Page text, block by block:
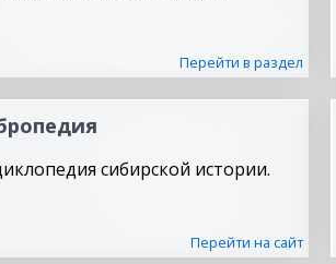
Перейти в раздел
сибирской истории.
Перейти на сайт